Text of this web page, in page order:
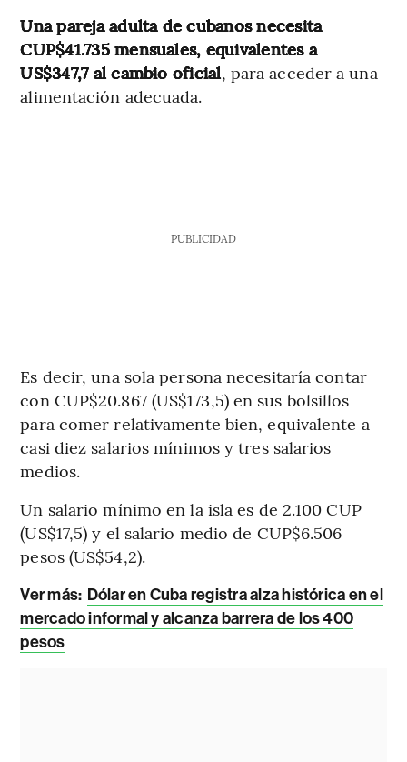
Una pareja adulta de cubanos necesita
CUP$41.735 mensuales, equivalentes a
US$347,7 al cambio oficial, para acceder a una
alimentación adecuada.
PUBLICIDAD
Es decir, una sola persona necesitaría contar
con CUP$20.867 (US$173,5) en sus bolsillos
para comer relativamente bien, equivalente a
casi diez salarios mínimos y tres salarios
medios.
Un salario mínimo en la isla es de 2.100 CUP
(US$17,5) y el salario medio de CUP$6.506
pesos (US$54,2).
Ver más: Dólar en Cuba registra alza histórica en el
mercado informal y alcanza barrera de los 400
pesos